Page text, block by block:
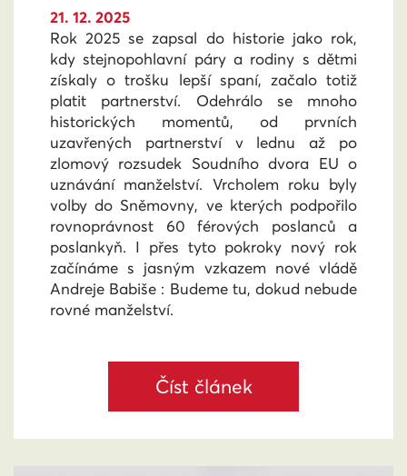
21. 12. 2025
Rok 2025 se zapsal do historie jako rok,
kdy stejnopohlavní páry a rodiny s dětmi
získaly o trošku lepší spaní, začalo totiž
platit partnerství. Odehrálo se mnoho
historických momentů, od prvních
uzavřených partnerství v lednu až po
zlomový rozsudek Soudního dvora EU o
uznávání manželství. Vrcholem roku byly
volby do Sněmovny, ve kterých podpořilo
rovnoprávnost 60 férových poslanců a
poslankyň. I přes tyto pokroky nový rok
začínáme s jasným vzkazem nové vládě
Andreje Babiše : Budeme tu, dokud nebude
rovné manželství.
Číst článek